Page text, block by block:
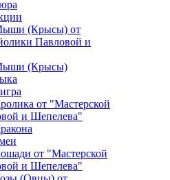
(Крысы) от
Павловой и
(Крысы)
от "Мастерской
и Шепелева"
от "Мастерской
и Шепелева"